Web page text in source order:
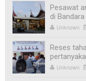
Pesawat
di
matiUnknown
Reses
pedagang
Unknown